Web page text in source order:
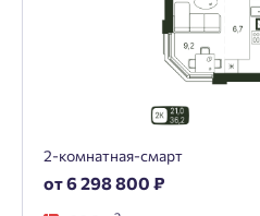
2-комнатная-смарт
от 6 298 800 ₽